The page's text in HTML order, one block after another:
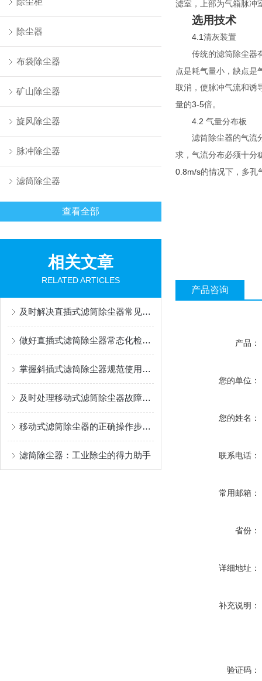
除尘器
布袋除尘器
矿山除尘器
旋风除尘器
脉冲除尘器
滤筒除尘器
查看全部
相关文章
RELATED ARTICLES
及时解决直插式滤筒除尘器常见问题有助于维持稳定运行
做好直插式滤筒除尘器常态化检修与养护工作保证长期稳定除尘运行
掌握斜插式滤筒除尘器规范使用方法是保障长效稳定运行的关键
及时处理移动式滤筒除尘器故障是保障持续高效运行的关键
移动式滤筒除尘器的正确操作步骤及注意事项分享
滤筒除尘器：工业除尘的得力助手
滤室，上部为气箱脉冲
选用技术
4.1 清灰装置
传统的滤筒除尘器
点是耗气量小，缺点是
取消，使脉冲气流和诱
量的3-5倍。
4.2 气量分布板
滤筒除尘器的气流
求，气流分布必须十分
0.8m/s的情况下，多孔
产品咨询
产品：
您的单位：
您的姓名：
联系电话：
常用邮箱：
省份：
详细地址：
补充说明：
验证码：